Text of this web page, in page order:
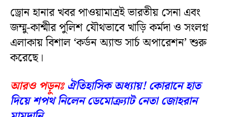
ড্রোন হানার খবর পাওয়ামাত্রই ভারতীয় সেনা এবং
জম্মু-কাশ্মীর পুলিশ যৌথভাবে খাড়ি কর্মদা ও সংলগ্ন
এলাকায় বিশাল ‘কর্ডন অ্যান্ড সার্চ অপারেশন’ শুরু
করেছে।
আরও পড়ুনঃ ঐতিহাসিক অধ্যায়! কোরানে হাত
দিয়ে শপথ নিলেন ডেমোক্র্যাট নেতা জোহরান